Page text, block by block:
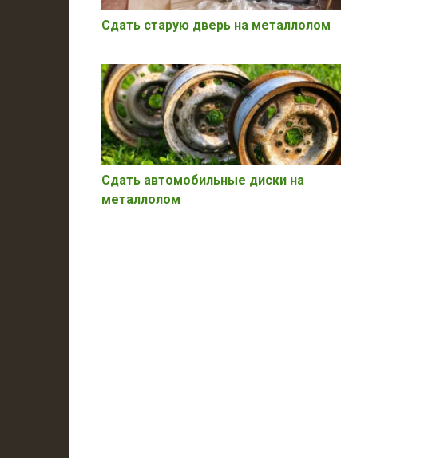
Сдать старую дверь на металлолом
Сдать автомобильные диски на
металлолом